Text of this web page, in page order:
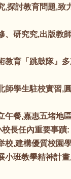
,探討教育問題,致
、研究究,出版教
教育「跳鼓隊』
師學生駐校實習,
餐,嘉惠五堵地區
長任內重要事蹟:
校,建構優質校園學
小班教學精神計